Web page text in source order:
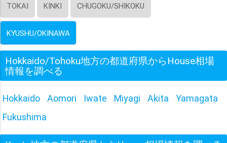
TOKAI KINKI CHUGOKU/SHIKOKU
KYUSHU/OKINAWA
Hokkaido/Tohoku地方の都道府県からHouse相場
情報を調べる
Hokkaido Aomori Iwate Miyagi Akita
Yamagata
Fukushima